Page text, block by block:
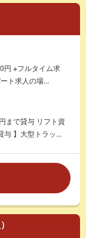
円 ※フルタイム求
ト求人の場...
まで貸与 リフト資
】大型トラッ...